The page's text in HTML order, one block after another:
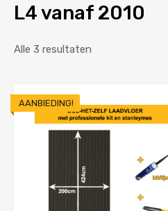
L4 vanaf 2010
Alle 3 resultaten
AANBIEDING!